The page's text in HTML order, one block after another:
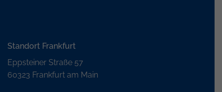
Standort Frankfurt
Eppsteiner Straße 57
60323 Frankfurt am Main